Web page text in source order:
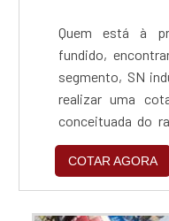
Quem está à
fundido,
segmento, SN
realizar uma
conceituada do
serviços de
especialistas
dúvidas.Quando
COTAR AGORA